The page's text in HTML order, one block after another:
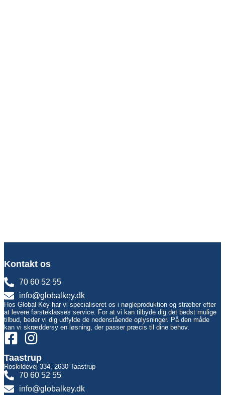
Kontakt os
70 60 52 55
info@globalkey.dk
Hos Global Key har vi specialiseret os i nøgleproduktion og stræber efter
at levere førsteklasses service. For at vi kan tilbyde dig det bedst mulige
tilbud, beder vi dig udfylde de nedenstående oplysninger. På den måde
kan vi skræddersy en løsning, der passer præcis til dine behov.
Taastrup
Roskildevej 334, 2630 Taastrup
70 60 52 55
info@globalkey.dk